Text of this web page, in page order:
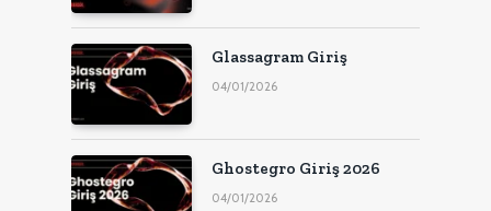
Glassagram Giriş
04/01/2026
Ghostegro Giriş 2026
04/01/2026